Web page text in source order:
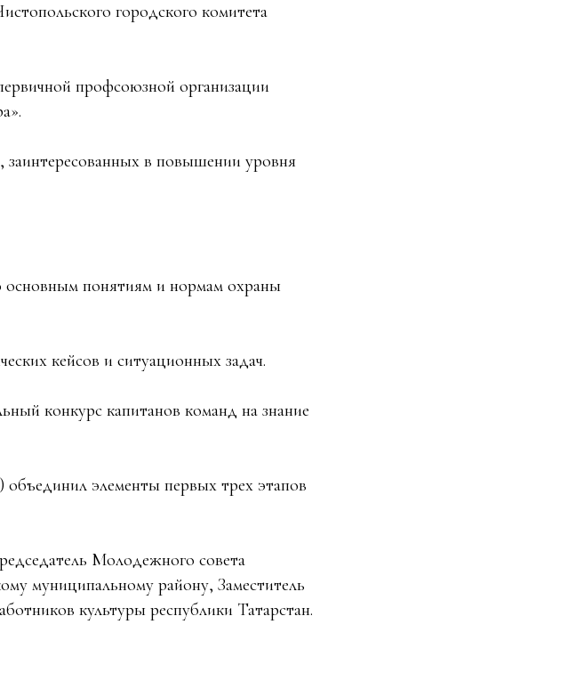
городского комитета
профсоюзной организации
заинтересованных в повышении уровня
понятиям и нормам охраны
кейсов и ситуационных задач.
конкурс капитанов команд на знание
элементы первых трех этапов
Молодежного совета
муниципальному району, Заместитель
культуры республики Татарстан.